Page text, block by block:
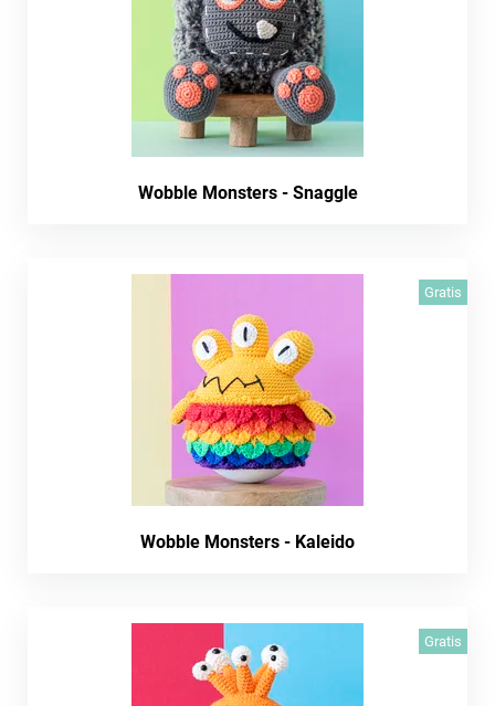
Wobble Monsters - Snaggle
Gratis
Wobble Monsters - Kaleido
Gratis